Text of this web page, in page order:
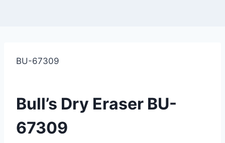
BU-67309
Bull’s Dry Eraser BU-
67309